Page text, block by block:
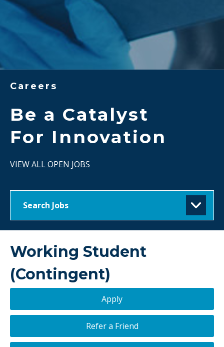
Careers
Be a Catalyst
For Innovation
VIEW ALL OPEN JOBS
Search Jobs
Working Student
(Contingent)
Apply
Refer a Friend